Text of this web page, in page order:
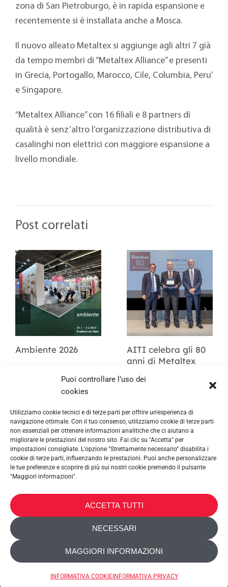
Puoi controllare l’uso dei
cookies
Utilizziamo cookie tecnici e di terze parti per offrire un'esperienza di
navigazione ottimale. Con il tuo consenso, utilizziamo cookie di terze parti
non essenziali per ottenere informazioni analitiche che ci aiutano a
migliorare le prestazioni del nostro sito. Fai clic su "Accetta" per
impostazioni consigliate. L'opzione "Strettamente necessario" disabilita i
cookie di terze parti, influenzando le prestazioni. Puoi anche personalizzare
le tue preferenze e scoprire di più sui nostri cookie premendo il pulsante
"Maggiori informazioni".
ACCETTA TUTTI
NECESSARI
MAGGIORI INFORMAZIONI
INFORMATIVA COOKIEINFORMATIVA PRIVACY
zona di San Pietroburgo, è in rapida espansione e
recentemente si è installata anche a Mosca.
Il nuovo alleato Metaltex si aggiunge agli altri 7 già
da tempo membri di “Metaltex Alliance” e presenti
in Grecia, Portogallo, Marocco, Cile, Columbia, Peru’
e Singapore.
“Metaltex Alliance” con 16 filiali e 8 partners di
qualità è senz’altro l’organizzazione distributiva di
casalinghi non elettrici con maggiore espansione a
livello mondiale.
Post correlati
Ambiente 2026
AITI celebra gli 80
anni di Metaltex
METALTEX SA © 2023 Powered by Ticyweb
INFORMATIVA PRIVACY